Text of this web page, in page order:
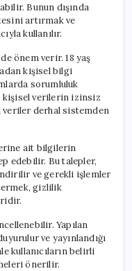
Bunun dışında
artırmak ve
kullanılır.
önem verir. 18 yaş
kişisel bilgi
sorumluluk
kişisel verilerin izinsiz
veriler derhal sistemden
ait bilgilerin
edebilir. Bu talepler,
ve gerekli işlemler
gizlilik
Yapılan
ve yayınlandığı
kullanıcıların belirli
önerilir.